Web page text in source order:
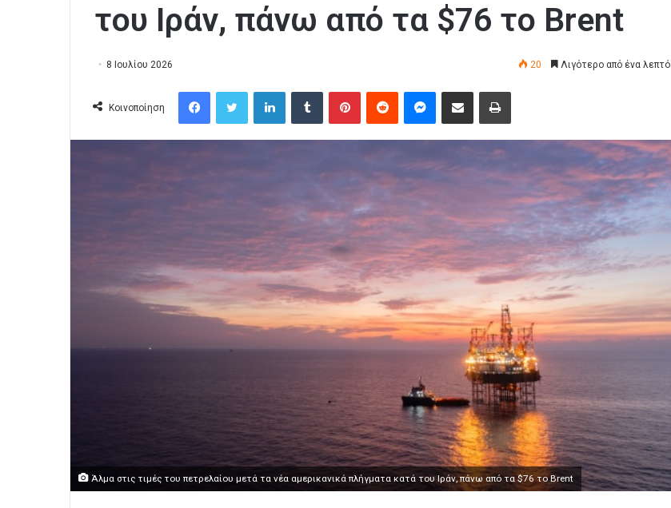
του Ιράν, πάνω από τα $76 το Brent
8 Ιουλίου 2026 20 Λιγότερο από ένα λεπτό
Κοινοποίηση
Άλμα στις τιμές του πετρελαίου μετά τα νέα αμερικανικά πλήγματα κατά του Ιράν, πάνω από τα $76 το Brent